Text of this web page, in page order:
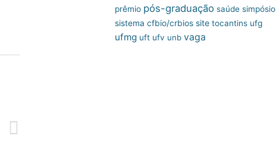
prêmio pós-graduação saúde simpósio
sistema cfbio/crbios site tocantins ufg
ufmg uft ufv unb vaga